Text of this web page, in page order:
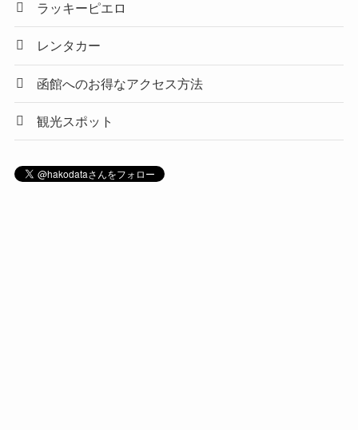
ラッキーピエロ
レンタカー
函館へのお得なアクセス方法
観光スポット